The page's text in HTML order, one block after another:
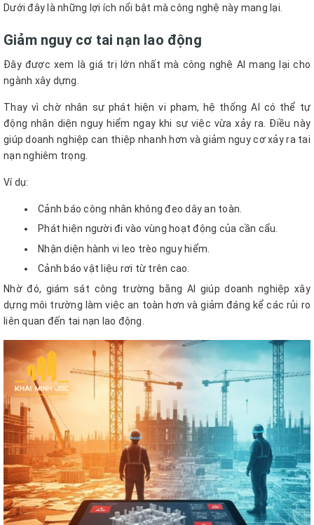
Dưới đây là những lợi ích nổi bật mà công nghệ này mang lại.
Giảm nguy cơ tai nạn lao động
Đây được xem là giá trị lớn nhất mà công nghệ AI mang lại cho
ngành xây dựng.
Thay vì chờ nhân sự phát hiện vi phạm, hệ thống AI có thể tự
động nhận diện nguy hiểm ngay khi sự việc vừa xảy ra. Điều này
giúp doanh nghiệp can thiệp nhanh hơn và giảm nguy cơ xảy ra tai
nạn nghiêm trọng.
Ví dụ:
Cảnh báo công nhân không đeo dây an toàn.
Phát hiện người đi vào vùng hoạt động của cần cẩu.
Nhận diện hành vi leo trèo nguy hiểm.
Cảnh báo vật liệu rơi từ trên cao.
Nhờ đó, giám sát công trường bằng AI giúp doanh nghiệp xây
dựng môi trường làm việc an toàn hơn và giảm đáng kể các rủi ro
liên quan đến tai nạn lao động.